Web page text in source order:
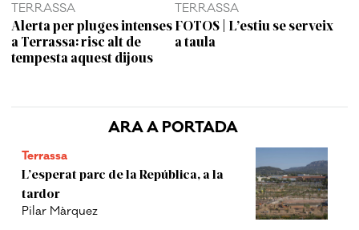
ARA A PORTADA
Terrassa
L’esperat parc de la República, a la
tardor
Pilar Màrquez
TERRASSA
Alerta per pluges intenses
a Terrassa: risc alt de
tempesta aquest dijous
TERRASSA
FOTOS | L’estiu se serveix
a taula